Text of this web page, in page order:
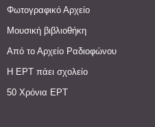
Φωτογραφικό Αρχείο
Μουσική βιβλιοθήκη
Από το Αρχείο Ραδιοφώνου
Η ΕΡΤ πάει σχολείο
50 Χρόνια ΕΡΤ